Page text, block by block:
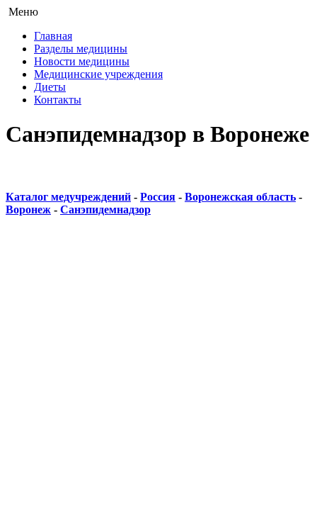
Меню
Главная
Разделы медицины
Новости медицины
Медицинские учреждения
Диеты
Контакты
Санэпидемнадзор в Воронеже
Каталог медучреждений - Россия - Воронежская область -
Воронеж - Санэпидемнадзор